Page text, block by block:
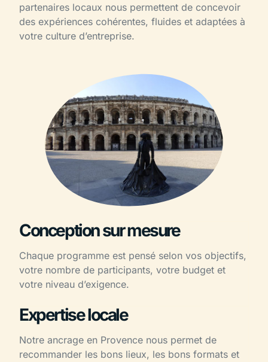
partenaires locaux nous permettent de concevoir
des expériences cohérentes, fluides et adaptées à
votre culture d’entreprise.
Conception sur mesure
Chaque programme est pensé selon vos objectifs,
votre nombre de participants, votre budget et
votre niveau d’exigence.
Expertise locale
Notre ancrage en Provence nous permet de
recommander les bons lieux, les bons formats et